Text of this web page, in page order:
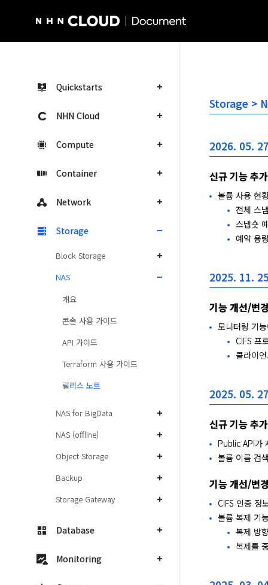
Quickstarts
NHN Cloud
Compute
Container
Network
Storage
Block Storage
NAS
개요
콘솔 사용 가이드
API 가이드
Terraform 사용 가이드
릴리스 노트
NAS for BigData
NAS (offline)
Object Storage
Backup
Storage Gateway
Database
Monitoring
Storage >
2026. 05.
신규 기능 추가
볼륨 사용 현
전체 스
스냅숏
예약 용
2025. 11.
기능 개선/변
모니터링 기
CIFS 프
클라이
2025. 05.
신규 기능 추가
Public API가
볼륨 이름 검
기능 개선/변
CIFS 인증 정
볼륨 복제 기
복제 방
복제를